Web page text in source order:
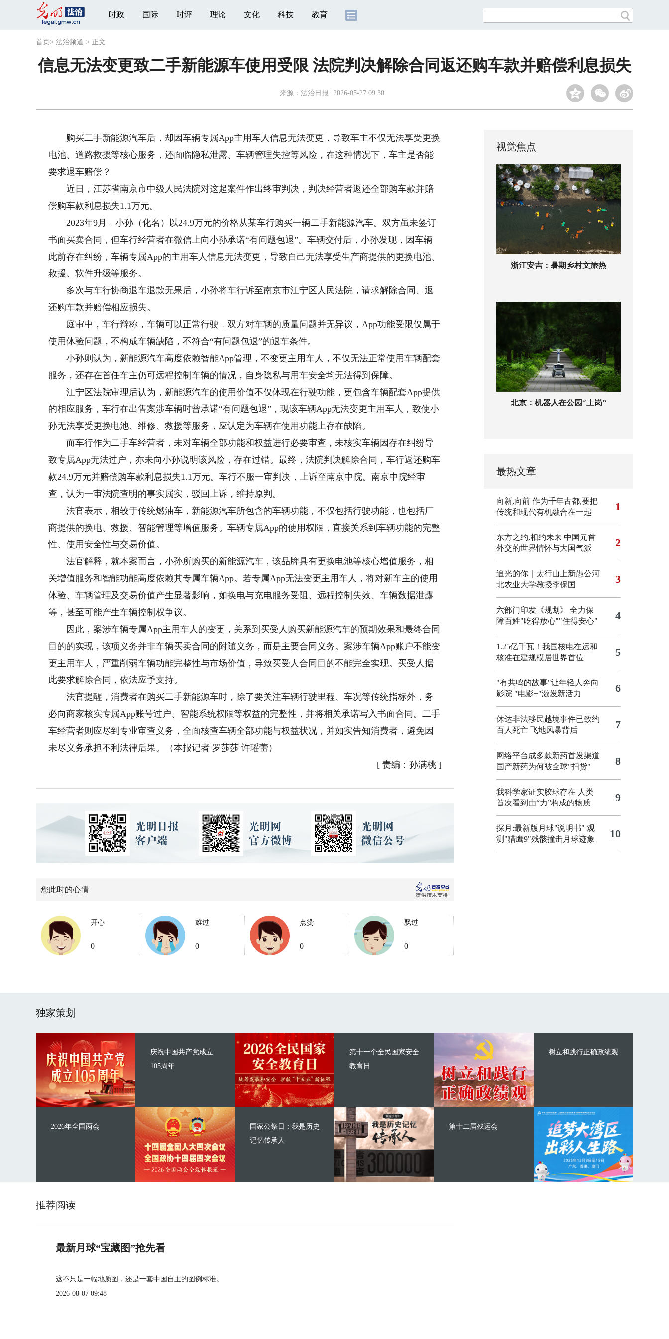
时政 国际 时评 理论 文化 科技 教育
首页 > 法治频道 > 正文
信息无法变更致二手新能源车使用受限 法院判决解除合同返还购车款并赔偿利息损失
来源： 法治日报 2026-05-27 09:30
购买二手新能源汽车后，却因车辆专属App主用车人信息无法变更，导致车主不仅无法享受更换
电池、道路救援等核心服务，还面临隐私泄露、车辆管理失控等风险，在这种情况下，车主是否能
要求退车赔偿？
近日，江苏省南京市中级人民法院对这起案件作出终审判决，判决经营者返还全部购车款并赔
偿购车款利息损失1.1万元。
2023年9月，小孙（化名）以24.9万元的价格从某车行购买一辆二手新能源汽车。双方虽未签订
书面买卖合同，但车行经营者在微信上向小孙承诺“有问题包退”。车辆交付后，小孙发现，因车辆
此前存在纠纷，车辆专属App的主用车人信息无法变更，导致自己无法享受生产商提供的更换电池、
救援、软件升级等服务。
多次与车行协商退车退款无果后，小孙将车行诉至南京市江宁区人民法院，请求解除合同、返
还购车款并赔偿相应损失。
庭审中，车行辩称，车辆可以正常行驶，双方对车辆的质量问题并无异议，App功能受限仅属于
使用体验问题，不构成车辆缺陷，不符合“有问题包退”的退车条件。
小孙则认为，新能源汽车高度依赖智能App管理，不变更主用车人，不仅无法正常使用车辆配套
服务，还存在首任车主仍可远程控制车辆的情况，自身隐私与用车安全均无法得到保障。
江宁区法院审理后认为，新能源汽车的使用价值不仅体现在行驶功能，更包含车辆配套App提供
的相应服务，车行在出售案涉车辆时曾承诺“有问题包退”，现该车辆App无法变更主用车人，致使小
孙无法享受更换电池、维修、救援等服务，应认定为车辆在使用功能上存在缺陷。
而车行作为二手车经营者，未对车辆全部功能和权益进行必要审查，未核实车辆因存在纠纷导
致专属App无法过户，亦未向小孙说明该风险，存在过错。最终，法院判决解除合同，车行返还购车
款24.9万元并赔偿购车款利息损失1.1万元。车行不服一审判决，上诉至南京中院。南京中院经审
查，认为一审法院查明的事实属实，驳回上诉，维持原判。
法官表示，相较于传统燃油车，新能源汽车所包含的车辆功能，不仅包括行驶功能，也包括厂
商提供的换电、救援、智能管理等增值服务。车辆专属App的使用权限，直接关系到车辆功能的完整
性、使用安全性与交易价值。
法官解释，就本案而言，小孙所购买的新能源汽车，该品牌具有更换电池等核心增值服务，相
关增值服务和智能功能高度依赖其专属车辆App。若专属App无法变更主用车人，将对新车主的使用
体验、车辆管理及交易价值产生显著影响，如换电与充电服务受阻、远程控制失效、车辆数据泄露
等，甚至可能产生车辆控制权争议。
因此，案涉车辆专属App主用车人的变更，关系到买受人购买新能源汽车的预期效果和最终合同
目的的实现，该项义务并非车辆买卖合同的附随义务，而是主要合同义务。案涉车辆App账户不能变
更主用车人，严重削弱车辆功能完整性与市场价值，导致买受人合同目的不能完全实现。买受人据
此要求解除合同，依法应予支持。
法官提醒，消费者在购买二手新能源车时，除了要关注车辆行驶里程、车况等传统指标外，务
必向商家核实专属App账号过户、智能系统权限等权益的完整性，并将相关承诺写入书面合同。二手
车经营者则应尽到专业审查义务，全面核查车辆全部功能与权益状况，并如实告知消费者，避免因
未尽义务承担不利法律后果。（本报记者 罗莎莎 许瑶蕾）
[ 责编：孙满桃 ]
您此时的心情
开心
0
难过
0
点赞
0
飘过
0
视觉焦点
浙江安吉：暑期乡村文旅热
北京：机器人在公园“上岗”
最热文章
向新,向前 作为千年古都,要把
传统和现代有机融合在一起
1
东方之约,相约未来 中国元首
外交的世界情怀与大国气派
2
追光的你｜太行山上新愚公河
北农业大学教授李保国
3
六部门印发《规划》 全力保
障百姓"吃得放心""住得安心"
4
1.25亿千瓦！我国核电在运和
核准在建规模居世界首位
5
"有共鸣的故事"让年轻人奔向
影院 "电影+"激发新活力 6
休达非法移民越境事件已致约
百人死亡 飞地风暴背后 7
网络平台成多款新药首发渠道
国产新药为何被全球"扫货"
8
我科学家证实胶球存在 人类
首次看到由“力”构成的物质
9
探月:最新版月球"说明书" 观
测"猎鹰9"残骸撞击月球迹象
10
独家策划
庆祝中国共产党成立
105周年
2026年全国两会
第十一个全民国家安全
教育日
国家公祭日：我是历史
记忆传承人
树立和践行正确政绩观
第十二届残运会
推荐阅读
最新月球“宝藏图”抢先看
这不只是一幅地质图，还是一套中国自主的图例标准。
2026-08-07 09:48